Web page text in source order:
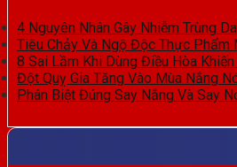
4 Nguyên Nhân Gây Nhiễm Trùng
Tiêu Chảy Và Ngộ Độc Thực Phẩm
8 Sai Lầm Khi Dùng Điều Hòa Khiến
Đột Quỵ Gia Tăng Vào Mùa Nắng
Phân Biệt Đúng Say Nắng Và Say